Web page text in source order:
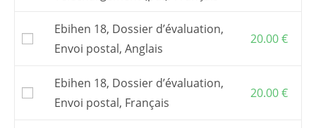
Attention : pour construire ce bateau, il vous
grandeurouun kit de contreplaqué en
découpe numérique.
de découpe numériqueet faire découper le
kit par une entreprise de votre choix.
Pour commander un
Ebihen 18, Dossier d’évaluation,
Envoi postal, Anglais
20.00€
Ebihen 18, Dossier d’évaluation,
Envoi postal, Français
20.00€